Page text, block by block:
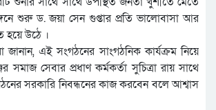
শুরু ড. জয়া সেন গুপ্তার প্রতি ভালোবাসা আর
হয়ে উঠে ।
এই সংগঠনের সাংগঠনিক কার্যক্রম নিয়ে
সমাজ সেবার প্রধাণ কর্মকর্তা সুচিত্রা রায় সাথে
সরকারি নিবন্ধনের কাজ করবেন বলে আশ্বাস